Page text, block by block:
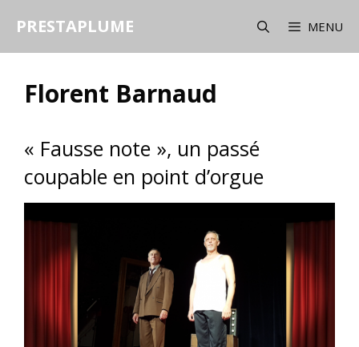
PRESTAPLUME MENU
Florent Barnaud
« Fausse note », un passé
coupable en point d’orgue